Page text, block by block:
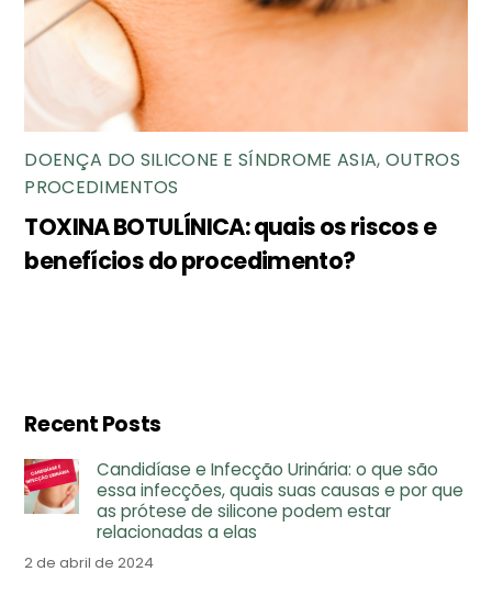
DOENÇA DO SILICONE E SÍNDROME ASIA, OUTROS
PROCEDIMENTOS
TOXINA BOTULÍNICA: quais os riscos e
benefícios do procedimento?
Recent Posts
Candidíase e Infecção Urinária: o que são
essa infecções, quais suas causas e por que
as prótese de silicone podem estar
relacionadas a elas
2 de abril de 2024